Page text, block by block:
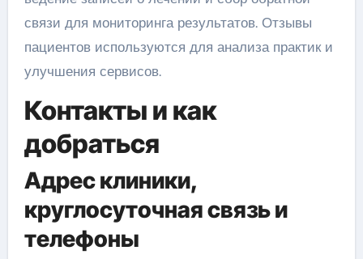
связи для мониторинга результатов. Отзывы
пациентов используются для анализа практик и
улучшения сервисов.
Контакты и как
добраться
Адрес клиники,
круглосуточная связь и
телефоны